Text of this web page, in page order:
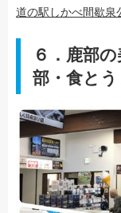
道の駅しかべ間歇泉
６．鹿部
部・食と